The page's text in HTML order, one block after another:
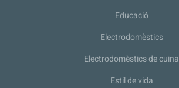
Educació
Electrodomèstics
Electrodomèstics de cuina
Estil de vida